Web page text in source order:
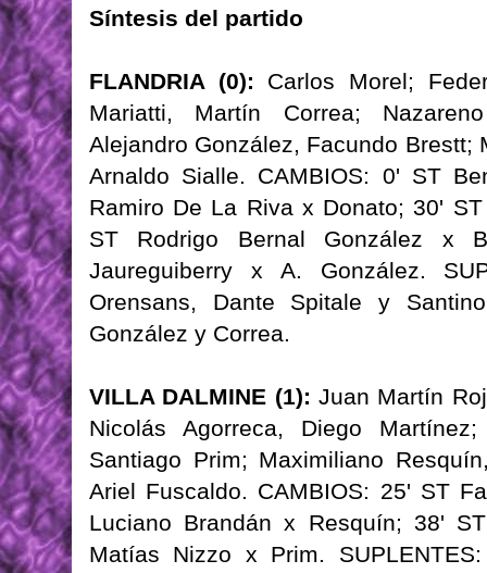
Síntesis del partido
FLANDRIA (0): Carlos Morel;
Mariatti, Martín Correa;
Alejandro González, Facundo Brestt;
Arnaldo Sialle. CAMBIOS: 0' ST
Ramiro De La Riva x Donato; 30'
ST Rodrigo Bernal González x
Jaureguiberry x A. González.
Orensans, Dante Spitale y
González y Correa.
VILLA DALMINE (1): Juan Martín
Nicolás Agorreca, Diego
Santiago Prim; Maximiliano
Ariel Fuscaldo. CAMBIOS: 25' ST
Luciano Brandán x Resquín; 38'
Matías Nizzo x Prim.